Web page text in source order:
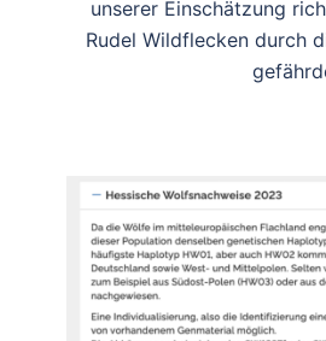
unserer Einschätzung
Rudel Wildflecken durch